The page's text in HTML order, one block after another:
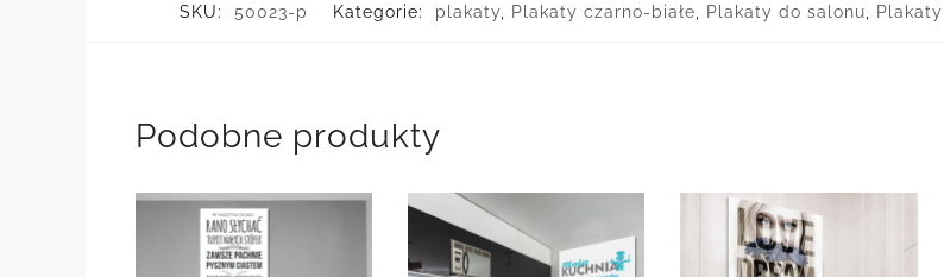
SKU: 50023-p Kategorie: plakaty Plakaty czarno-białe Plakaty do salonu
Podobne produkty